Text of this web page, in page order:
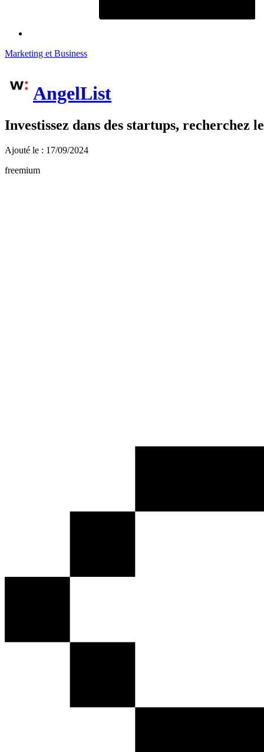
Marketing et Business
AngelList
Investissez dans des startups, recherchez
Ajouté le : 17/09/2024
freemium